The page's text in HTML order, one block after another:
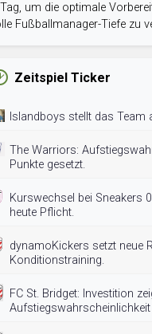
um die optimale
Fußballmanager-Tiefe zu
Zeitspiel Ticker
Islandboys stellt das Team
The Warriors:
Punkte gesetzt.
Kurswechsel bei Sneakers
heute Pflicht.
dynamoKickers setzt neue
Konditionstraining.
FC St. Bridget: Investition
Aufstiegswahrscheinlichkeit